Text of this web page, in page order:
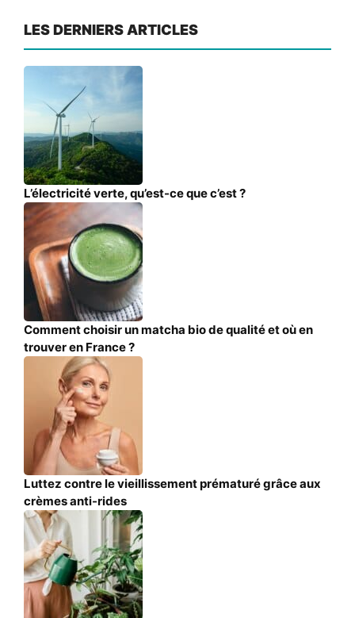
LES DERNIERS ARTICLES
L’électricité verte, qu’est-ce que c’est ?
Comment choisir un matcha bio de qualité et où en
trouver en France ?
Luttez contre le vieillissement prématuré grâce aux
crèmes anti-rides